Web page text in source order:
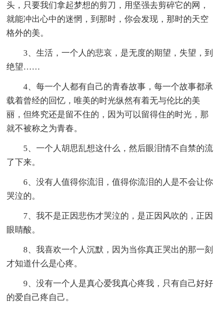
头，只要我们拿起梦想的剪刀，用坚强去剪碎它的网，
就能冲出心中的迷惘，到那时，你会发现，那时的天空
格外的美。
3、生活，一个人的悲哀，是无度的期望，失望，到
绝望……
4、每一个人都有自己的青春故事，每一个故事都承
载着曾经的回忆，唯美的时光纵然有着无与伦比的美
丽，但终究还是留不住的，因为可以留得住的时光，那
就不被称之为青春。
5、一个人胡思乱想这什么，然后眼泪情不自禁的流
了下来。
6、没有人值得你流泪，值得你流泪的人是不会让你
哭泣的。
7、我不是正因悲伤才哭泣的，是正因风吹的，正因
眼睛酸。
8、我喜欢一个人沉默，因为当你真正哭出的那一刻
才知道什么是心疼。
9、没有一个人是真心爱我真心疼我，只有自己好好
的爱自己疼自己。